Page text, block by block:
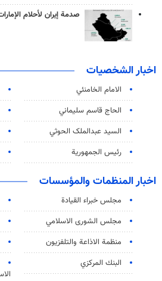
صدمة إيران لأحلام
اخبار الشخصيات
الامام الخامنئي
الحاج قاسم سليماني
السید عبدالملک الحوثي
رئيس الجمهورية
اخبار المنظمات والمؤسسات
مجلس خبراء القيادة
مجلس الشورى الاسلامي
منظمة الاذاعة والتلفزیون
البنك المركزي